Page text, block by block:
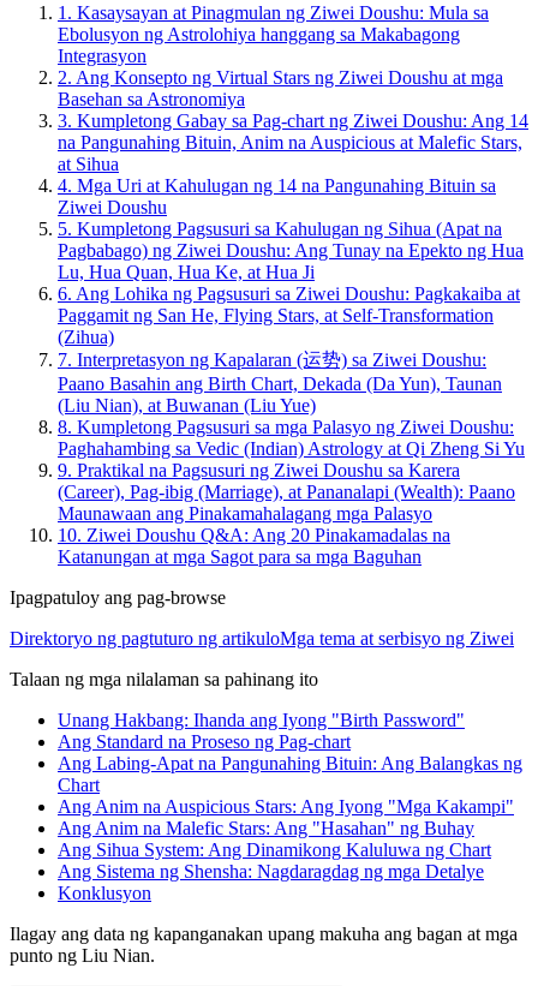
1. Kasaysayan at Pinagmulan ng Ziwei Doushu: Mula sa
Ebolusyon ng Astrolohiya hanggang sa Makabagong
Integrasyon
2. Ang Konsepto ng Virtual Stars ng Ziwei Doushu at mga
Basehan sa Astronomiya
3. Kumpletong Gabay sa Pag-chart ng Ziwei Doushu: Ang 14
na Pangunahing Bituin, Anim na Auspicious at Malefic Stars,
at Sihua
4. Mga Uri at Kahulugan ng 14 na Pangunahing Bituin sa
Ziwei Doushu
5. Kumpletong Pagsusuri sa Kahulugan ng Sihua (Apat na
Pagbabago) ng Ziwei Doushu: Ang Tunay na Epekto ng Hua
Lu, Hua Quan, Hua Ke, at Hua Ji
6. Ang Lohika ng Pagsusuri sa Ziwei Doushu: Pagkakaiba at
Paggamit ng San He, Flying Stars, at Self-Transformation
(Zihua)
7. Interpretasyon ng Kapalaran (运势) sa Ziwei Doushu:
Paano Basahin ang Birth Chart, Dekada (Da Yun), Taunan
(Liu Nian), at Buwanan (Liu Yue)
8. Kumpletong Pagsusuri sa mga Palasyo ng Ziwei Doushu:
Paghahambing sa Vedic (Indian) Astrology at Qi Zheng Si Yu
9. Praktikal na Pagsusuri ng Ziwei Doushu sa Karera
(Career), Pag-ibig (Marriage), at Pananalapi (Wealth): Paano
Maunawaan ang Pinakamahalagang mga Palasyo
10. Ziwei Doushu Q&A: Ang 20 Pinakamadalas na
Katanungan at mga Sagot para sa mga Baguhan
Ipagpatuloy ang pag-browse
Direktoryo ng pagtuturo ng artikuloMga tema at serbisyo ng Ziwei
Talaan ng mga nilalaman sa pahinang ito
Unang Hakbang: Ihanda ang Iyong "Birth Password"
Ang Standard na Proseso ng Pag-chart
Ang Labing-Apat na Pangunahing Bituin: Ang Balangkas ng
Chart
Ang Anim na Auspicious Stars: Ang Iyong "Mga Kakampi"
Ang Anim na Malefic Stars: Ang "Hasahan" ng Buhay
Ang Sihua System: Ang Dinamikong Kaluluwa ng Chart
Ang Sistema ng Shensha: Nagdaragdag ng mga Detalye
Konklusyon
Ilagay ang data ng kapanganakan upang makuha ang bagan at mga
punto ng Liu Nian.